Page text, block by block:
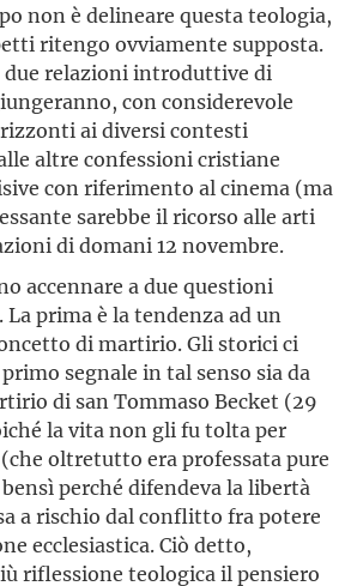
non è delineare questa teologia,
ritengo ovviamente supposta.
due relazioni introduttive di
con considerevole
ai diversi contesti
altre confessioni cristiane
con riferimento al cinema (ma
sarebbe il ricorso alle arti
di domani 12 novembre.
accennare a due questioni
prima è la tendenza ad un
di martirio. Gli storici ci
segnale in tal senso sia da
di san Tommaso Becket (29
la vita non gli fu tolta per
oltretutto era professata pure
perché difendeva la libertà
a rischio dal conflitto fra potere
ecclesiastica. Ciò detto,
riflessione teologica il pensiero